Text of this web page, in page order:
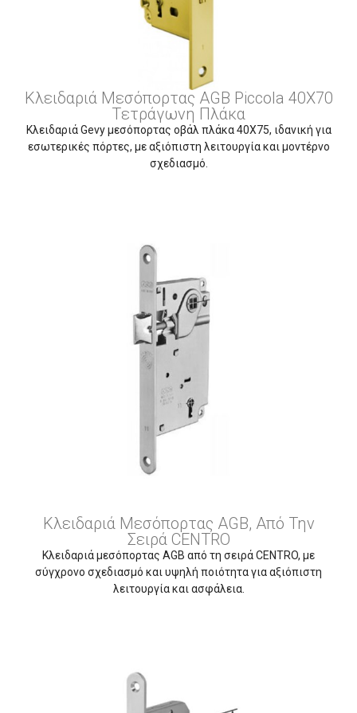
Κλειδαριά Μεσόπορτας AGB Piccola 40X70
Tετράγωνη Πλάκα
Κλειδαριά Gevy μεσόπορτας οβάλ πλάκα 40Χ75, ιδανική για
εσωτερικές πόρτες, με αξιόπιστη λειτουργία και μοντέρνο
σχεδιασμό.
Κλειδαριά Μεσόπορτας AGB, Από Την
Σειρά CENTRO
Κλειδαριά μεσόπορτας AGB από τη σειρά CENTRO, με
σύγχρονο σχεδιασμό και υψηλή ποιότητα για αξιόπιστη
λειτουργία και ασφάλεια.